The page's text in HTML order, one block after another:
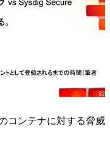
コンテナに対する脅威